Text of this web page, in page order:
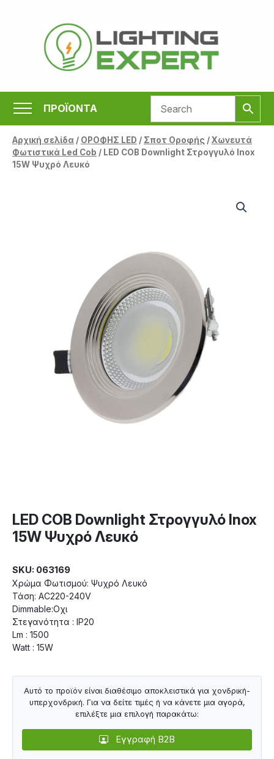
περιεχόμενο
ΠΡΟΪΟΝΤΑ
Αρχική σελίδα/ ΟΡΟΦΗΣ LED / Σποτ Οροφής /Χωνευτά
Φωτιστικά Led Cob / LED COB Downlight Στρογγυλό Inox
15W Ψυχρό Λευκό
LED COB Downlight Στρογγυλό Inox
15W Ψυχρό Λευκό
SKU: 063169
Χρώμα Φωτισμού: Ψυχρό Λευκό
Τάση: AC220-240V
Dimmable:Οχι
Στεγανότητα : IP20
Lm : 1500
Watt : 15W
Αυτό το προϊόν είναι διαθέσιμο αποκλειστικά για χονδρική-
υπερχονδρική. Για να δείτε τιμές ή να κάνετε μια αγορά,
επιλέξτε μια επιλογή παρακάτω:
Εγγραφή B2B